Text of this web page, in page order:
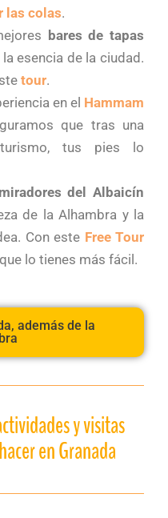
las colas.
bares de tapas
esencia de la ciudad.
tour.
en el Hammam
que tras una
tus pies lo
miradores del Albaicín
de la Alhambra y la
Con este Free Tour
lo tienes más fácil.
además de la
y visitas
en Granada